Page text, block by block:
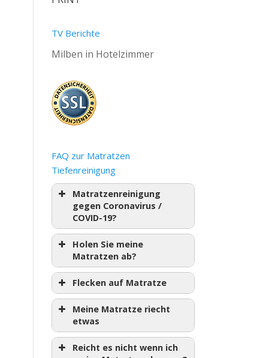
TV Berichte
Milben in Hotelzimmer
FAQ zur Matratzen
Tiefenreinigung
Matratzenreinigung
gegen Coronavirus /
COVID-19?
Holen Sie meine
Matratzen ab?
Flecken auf Matratze
Meine Matratze riecht
etwas
Reicht es nicht wenn ich